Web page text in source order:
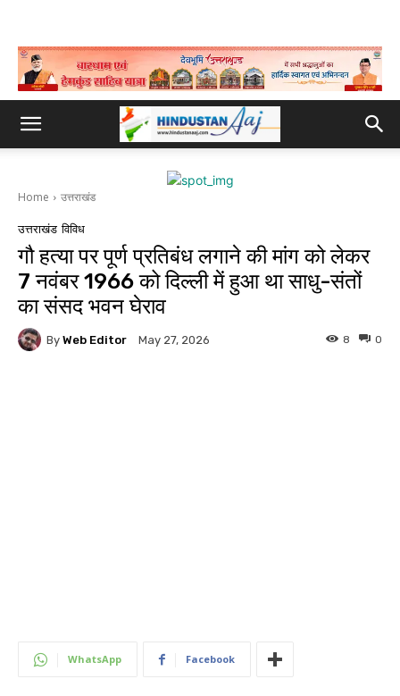
Home उत्तराखंड
उत्तराखंड विविध
गौ हत्या पर पूर्ण प्रतिबंध लगाने की मांग को लेकर
7 नवंबर 1966 को दिल्ली में हुआ था साधु-संतों
का संसद भवन घेराव
By Web Editor May 27, 2026 0
8
WhatsApp Facebook